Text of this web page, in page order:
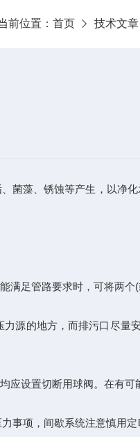
前位置： 首页 技术文章
菌藻、锈蚀等产生，以净
足管路要求时，可将两个
的地方，而排污口尽量
设置切断用球阀。在有可
项，间歇系统注意慎用